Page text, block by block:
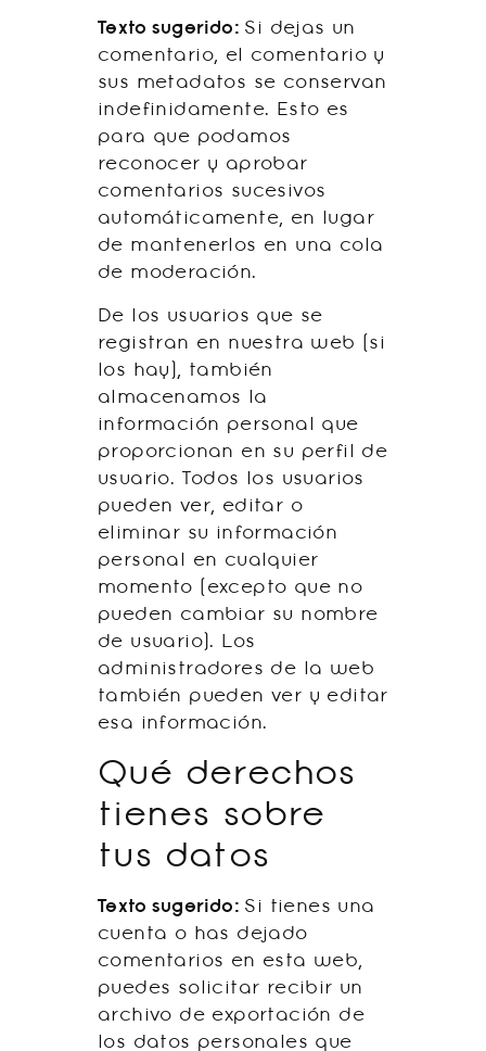
Texto sugerido: Si dejas un
comentario, el comentario y
sus metadatos se conservan
indefinidamente. Esto es
para que podamos
reconocer y aprobar
comentarios sucesivos
automáticamente, en lugar
de mantenerlos en una cola
de moderación.
De los usuarios que se
registran en nuestra web (si
los hay), también
almacenamos la
información personal que
proporcionan en su perfil de
usuario. Todos los usuarios
pueden ver, editar o
eliminar su información
personal en cualquier
momento (excepto que no
pueden cambiar su nombre
de usuario). Los
administradores de la web
también pueden ver y editar
esa información.
Qué derechos
tienes sobre
tus datos
Texto sugerido: Si tienes una
cuenta o has dejado
comentarios en esta web,
puedes solicitar recibir un
archivo de exportación de
los datos personales que